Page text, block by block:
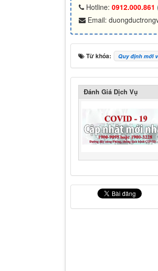
Hotline: 0912.000.861
Email:
Từ khóa: Quy định mới
Đánh Giá Dịch Vụ